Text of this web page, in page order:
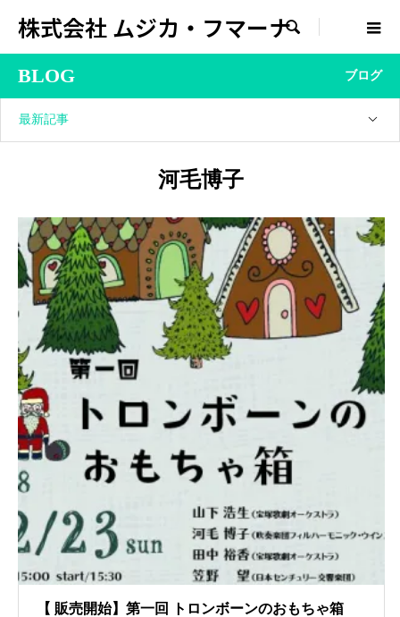
株式会社 ムジカ・フマーナ
BLOG ブログ
最新記事
河毛博子
【 販売開始】第一回 トロンボーンのおもちゃ箱